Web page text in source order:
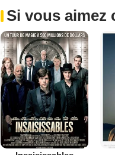
Si vous aimez